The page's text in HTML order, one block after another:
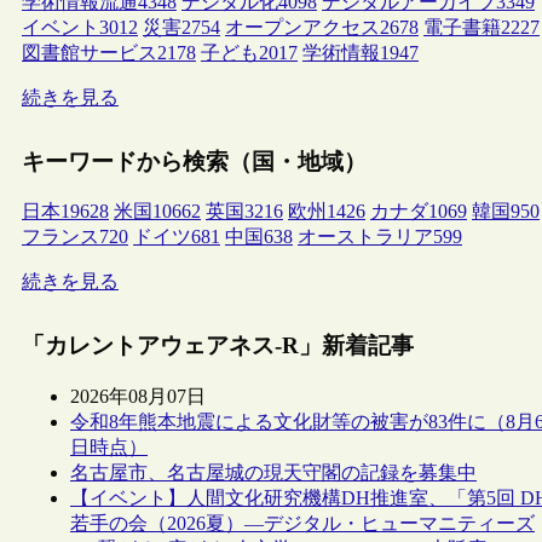
イベント 3012 災害2754 オープンアクセス2678 電子書籍2227
図書館サービス2178 子ども2017 学術情報1947
続きを見る
キーワードから検索（国・地域）
日本19628 米国 10662 英国3216 欧州 1426 カナダ1069 韓国950
フランス720 ドイツ681 中国638 オーストラリア599
続きを見る
「カレントアウェアネス-R」新着記事
2026年08月07日
令和8年熊本地震による文化財等の被害が83件に（8月
日時点）
名古屋市、名古屋城の現天守閣の記録を募集中
【イベント】人間文化研究機構DH推進室、「第5回
若手の会（2026夏）―デジタル・ヒューマニティーズ